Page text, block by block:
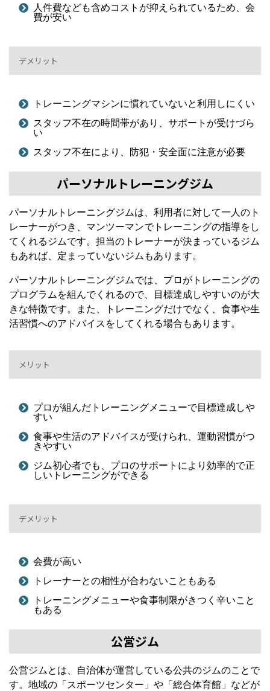
人件費なども含めコストが抑えられているため、会
費が安い
デメリット
トレーニングマシンに慣れていないと利用しにくい
スタッフ不在の時間帯があり、サポートが受けづら
い
スタッフ不在により、防犯・安全面に注意が必要
パーソナルトレーニングジム
パーソナルトレーニングジムは、利用者に対して一人のト
レーナーがつき、マンツーマンでトレーニングの指導をし
てくれるジムです。担当のトレーナーが決まっているジム
もあれば、定まっていないジムもあります。
パーソナルトレーニングジムでは、プロがトレーニングの
プログラムを組んでくれるので、目標達成しやすいのが大
きな特徴です。また、トレーニングだけでなく、食事や生
活習慣へのアドバイスをしてくれる場合もあります。
メリット
プロが組んだトレーニングメニューで目標達成しや
すい
食事や生活のアドバイスが受けられ、運動習慣がつ
きやすい
ジム初心者でも、プロのサポートにより効率的で正
しいトレーニングができる
デメリット
会費が高い
トレーナーとの相性が合わないこともある
トレーニングメニューや食事制限がきつく辛いこと
もある
公営ジム
公営ジムとは、自治体が運営している公共のジムのことで
す。地域の「スポーツセンター」や「総合体育館」などが